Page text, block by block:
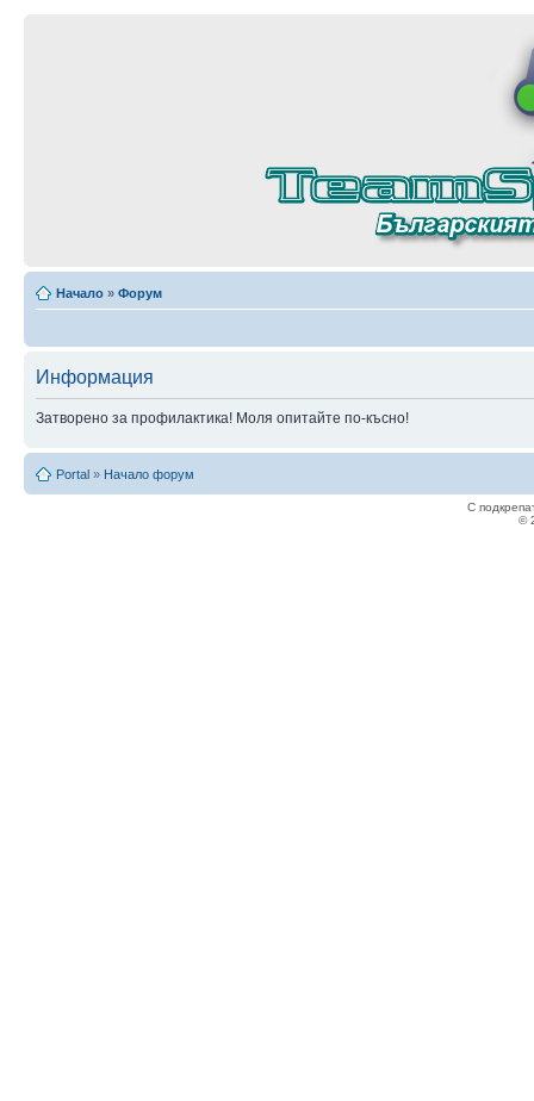
Начало » Форум
Информация
Затворено за профилактика! Моля опитайте по-късно!
Portal » Начало форум
С
©